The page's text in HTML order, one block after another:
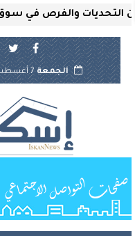
والفرص في سوق
الجمعة